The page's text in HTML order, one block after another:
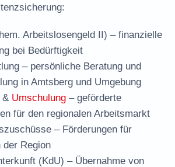
Arbeitslosengeld II) – finanzielle
bei Bedürftigkeit
– persönliche Beratung und
in Amtsberg und Umgebung
& Umschulung – geförderte
für den regionalen Arbeitsmarkt
– Förderungen für
der Region
(KdU) – Übernahme von